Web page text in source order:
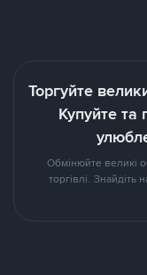
Торгуйте
Купуйте
Обмінюйте великі
торгівлі. Знайдіть